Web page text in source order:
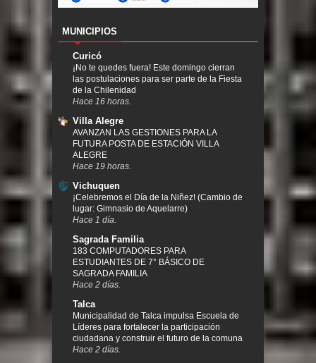
MUNICIPIOS
Curicó
¡No te quedes fuera! Este domingo cierran
las postulaciones para ser parte de la Fiesta
de la Chilenidad
Hace 16 horas.
Villa Alegre
AVANZAN LAS GESTIONES PARA LA
FUTURA POSTA DE ESTACIÓN VILLA
ALEGRE
Hace 19 horas.
Vichuquen
¡Celebremos el Día de la Niñez! (Cambio de
lugar: Gimnasio de Aquelarre)
Hace 1 día.
Sagrada Familia
183 COMPUTADORES PARA
ESTUDIANTES DE 7° BÁSICO DE
SAGRADA FAMILIA
Hace 2 días.
Talca
Municipalidad de Talca impulsa Escuela de
Líderes para fortalecer la participación
ciudadana y construir el futuro de la comuna
Hace 2 días.